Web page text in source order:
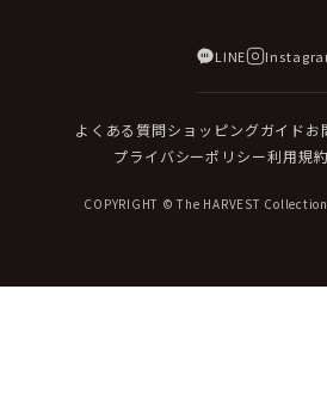
LINE
よくある質問ショッピングガイドお
プライバシーポリシー利用規約
COPYRIGHT © The HARVEST